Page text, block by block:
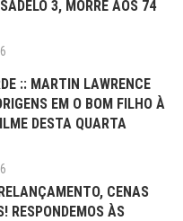
3, MORRE AOS 74
:: MARTIN LAWRENCE
EM O BOM FILHO À
DESTA QUARTA
CENAS
RESPONDEMOS ÀS